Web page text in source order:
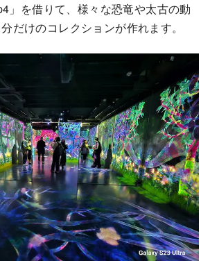
」を借りて、様々な恐竜や太古の動
だけのコレクションが作れます。